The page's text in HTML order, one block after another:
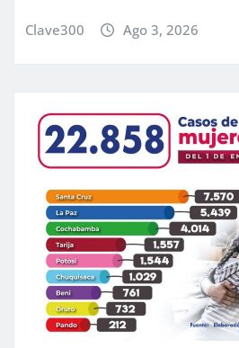
Clave300 Ago 3, 2026